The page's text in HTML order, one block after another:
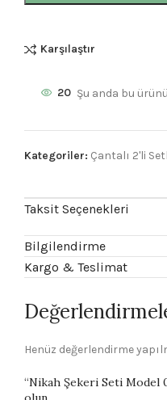
Karşılaştır
20 Şu anda bu
Kategoriler: Çantalı 2'li
Taksit Seçenekleri
Bilgilendirme
Kargo & Teslimat
Henüz değerlendirme
“Nikah Şekeri Seti Model